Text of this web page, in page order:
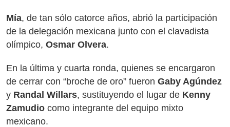
Mía, de tan sólo catorce años, abrió la participación
de la delegación mexicana junto con el clavadista
olímpico, Osmar Olvera.
En la última y cuarta ronda, quienes se encargaron
de cerrar con “broche de oro” fueron Gaby Agúndez
y Randal Willars, sustituyendo el lugar de Kenny
Zamudio como integrante del equipo mixto
mexicano.